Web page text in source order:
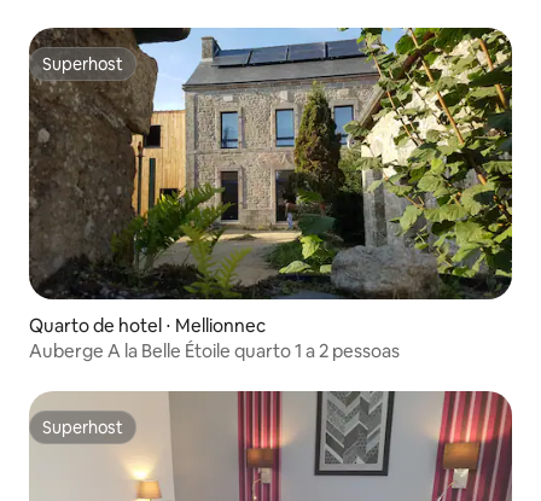
Superhost
Superhost
Quarto de hotel ⋅ Mellionnec
Auberge A la Belle Étoile quarto 1 a 2 pessoas
Superhost
Superhost